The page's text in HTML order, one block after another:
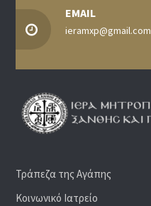
EMAIL
ieramxp@gmail.com
Τράπεζα της Αγάπης
Κοινωνικό Ιατρείο